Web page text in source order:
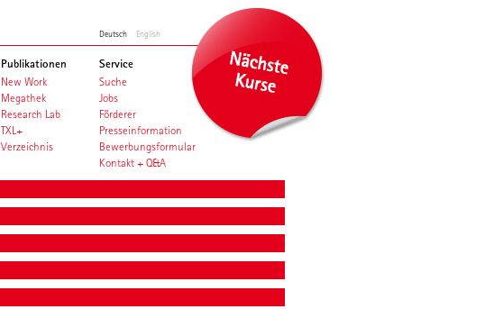
Deutsch English
Publikationen
New Work
Megathek
Research Lab
TXL+
Verzeichnis
Service
Suche
Jobs
Förderer
Presseinformation
Bewerbungsformular
Kontakt + Q&A